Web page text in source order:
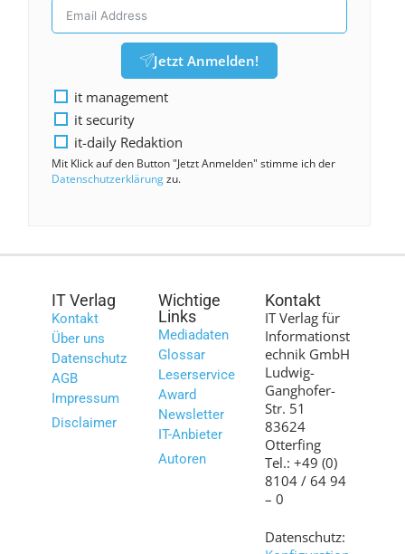
Jetzt Anmelden!
it management
it security
it-daily Redaktion
Mit Klick auf den Button "Jetzt Anmelden" stimme ich der
Datenschutzerklärungzu.
IT Verlag
Kontakt
Über uns
Datenschutz
AGB
Impressum
Disclaimer
Wichtige
Links
Mediadaten
Glossar
Leserservice
Award
Newsletter
IT-Anbieter
Autoren
Kontakt
IT Verlag für
Informationst
echnik GmbH
Ludwig-
Ganghofer-
Str. 51
83624
Otterfing
Tel.: +49 (0)
8104 / 64 94
– 0
Datenschutz: